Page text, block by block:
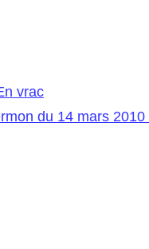
vrac
du 14 mars